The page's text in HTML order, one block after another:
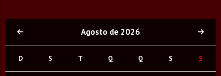
Agosto de 2026
D S T Q Q S S